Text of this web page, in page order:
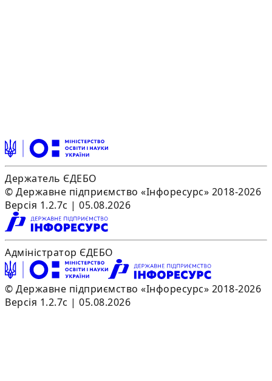
Держатель ЄДЕБО
© Державне підприємство «Інфоресурс» 2018-2026
Версія 1.2.7c | 05.08.2026
Адміністратор ЄДЕБО
© Державне підприємство «Інфоресурс» 2018-2026
Версія 1.2.7c | 05.08.2026